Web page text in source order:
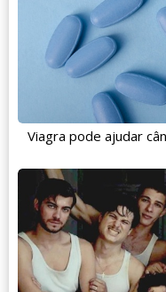
Viagra pode ajudar